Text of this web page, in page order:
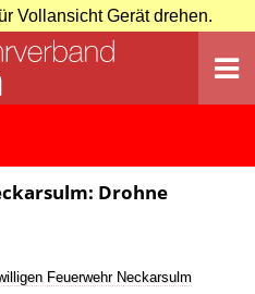
Vollansicht Gerät drehen.
Drohne
Feuerwehr Neckarsulm